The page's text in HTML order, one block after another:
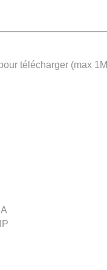
télécharger (max